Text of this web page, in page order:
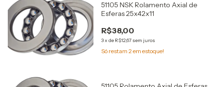
51105 NSK Rolamento Axial de
Esferas 25x42x11
R$38,00
3x de R$12,67 sem juros
Só restam 2em estoque!